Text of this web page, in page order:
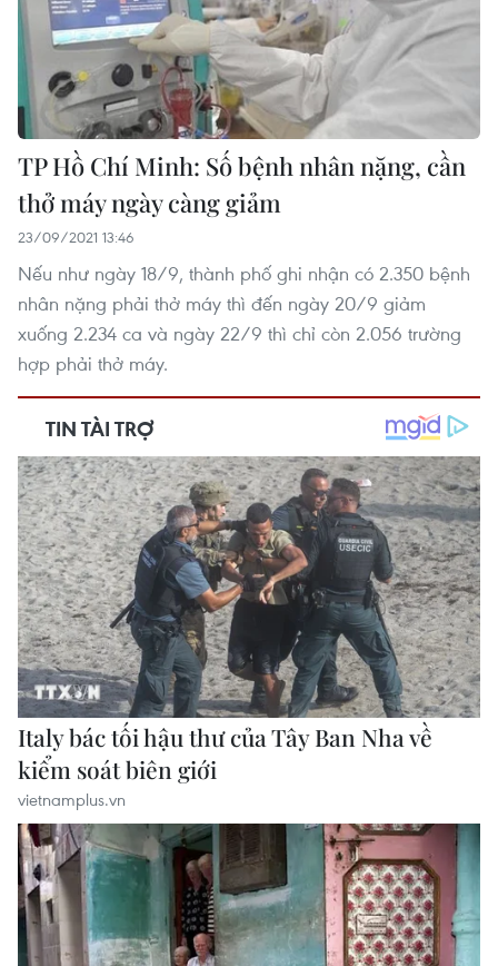
TP Hồ Chí Minh: Số bệnh nhân nặng, cần
thở máy ngày càng giảm
23/09/2021 13:46
Nếu như ngày 18/9, thành phố ghi nhận có 2.350 bệnh
nhân nặng phải thở máy thì đến ngày 20/9 giảm
xuống 2.234 ca và ngày 22/9 thì chỉ còn 2.056 trường
hợp phải thở máy.